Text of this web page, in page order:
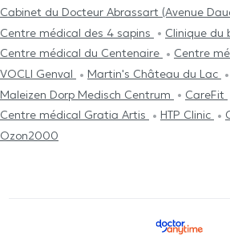
Cabinet du Docteur Abrassart (Avenue
Centre médical des 4 sapins
Clinique du
Centre médical du Centenaire
Centre
VOCLI Genval
Martin's Château du Lac
Maleizen Dorp Medisch Centrum
CareFit
Centre médical Gratia Artis
HTP Clinic
Ozon2000